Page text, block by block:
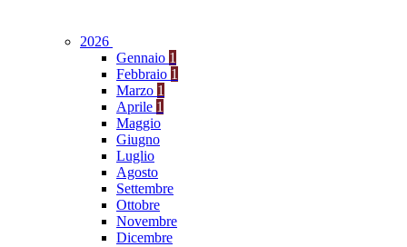
2026
Gennaio 1
Febbraio 1
Marzo 1
Aprile 1
Maggio
Giugno
Luglio
Agosto
Settembre
Ottobre
Novembre
Dicembre